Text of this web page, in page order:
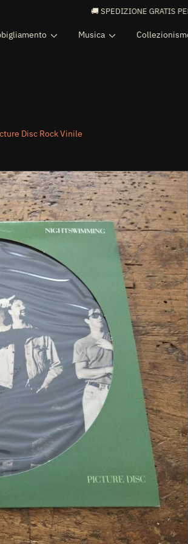
🚚 SPEDIZIONE GRATIS PER ORDINI
Musica
Disc Rock Vinile